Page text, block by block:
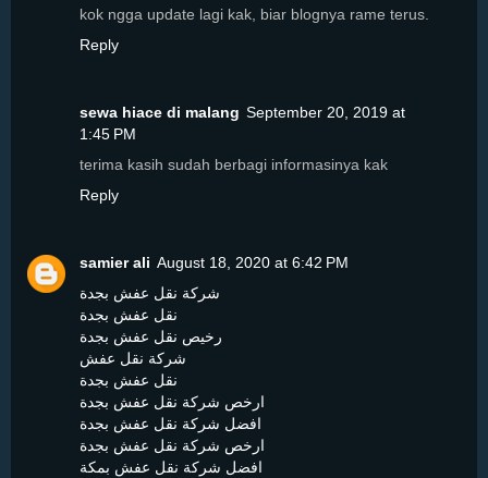
kok ngga update lagi kak, biar blognya rame terus.
Reply
sewa hiace di malang September 20, 2019 at
1:45 PM
terima kasih sudah berbagi informasinya kak
Reply
samier ali August 18, 2020 at 6:42 PM
شركة نقل عفش بجدة
نقل عفش بجدة
رخيص نقل عفش بجدة
شركة نقل عفش
نقل عفش بجدة
ارخص شركة نقل عفش بجدة
افضل شركة نقل عفش بجدة
ارخص شركة نقل عفش بجدة
افضل شركة نقل عفش بمكة